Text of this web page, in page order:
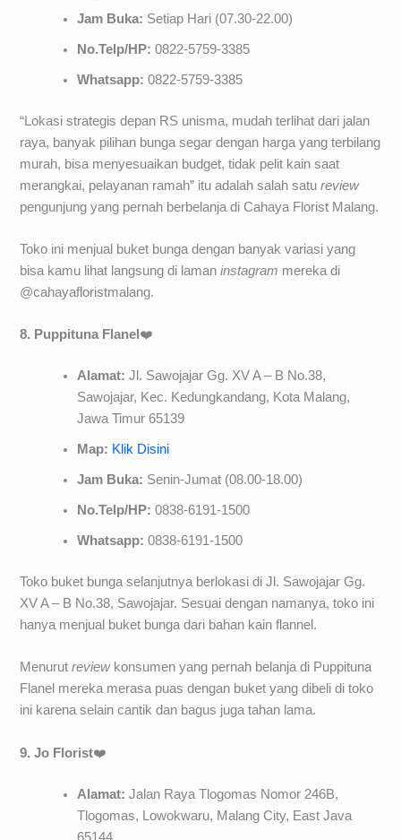
Jam Buka: Setiap Hari (07.30-22.00)
No.Telp/HP:0822-5759-3385
Whatsapp:0822-5759-3385
“Lokasi strategis depan RS unisma, mudah terlihat dari jalan
raya, banyak pilihan bunga segar dengan harga yang terbilang
murah, bisa menyesuaikan budget, tidak pelit kain saat
merangkai, pelayanan ramah” itu adalah salah satureview
pengunjung yang pernah berbelanja di Cahaya Florist Malang.
Toko ini menjual buket bunga dengan banyak variasi yang
bisa kamu lihat langsung di lamaninstagram mereka di
@cahayafloristmalang.
8. Puppituna Flanel ❤️
Alamat:Jl. Sawojajar Gg. XV A – B No.38,
Sawojajar, Kec. Kedungkandang, Kota Malang,
Jawa Timur 65139
Map: Klik Disini
Jam Buka: Senin-Jumat (08.00-18.00)
No.Telp/HP:0838-6191-1500
Whatsapp:0838-6191-1500
Toko buket bunga selanjutnya berlokasi di Jl. Sawojajar Gg.
XV A – B No.38, Sawojajar. Sesuai dengan namanya, toko ini
hanya menjual buket bunga dari bahan kain flannel.
Menurutreviewkonsumen yang pernah belanja di Puppituna
Flanel mereka merasa puas dengan buket yang dibeli di toko
ini karena selain cantik dan bagus juga tahan lama.
9. Jo Florist❤️
Alamat:Jalan Raya Tlogomas Nomor 246B,
Tlogomas, Lowokwaru, Malang City, East Java
65144